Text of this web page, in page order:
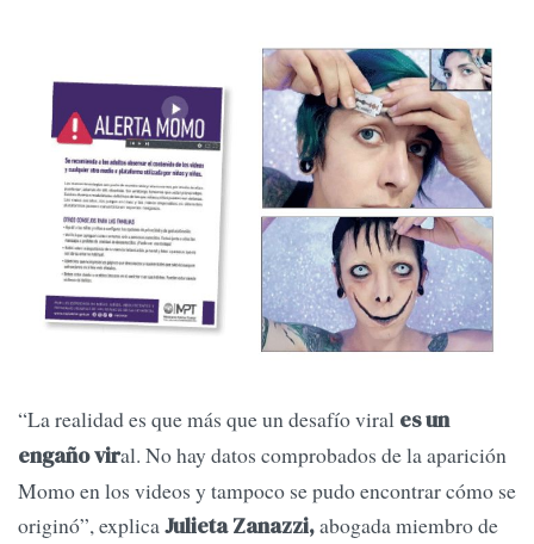
“La realidad es que más que un desafío viral es un
engaño viral. No hay datos comprobados de la aparición
Momo en los videos y tampoco se pudo encontrar cómo se
originó”, explicaJulieta Zanazzi,abogada miembro de